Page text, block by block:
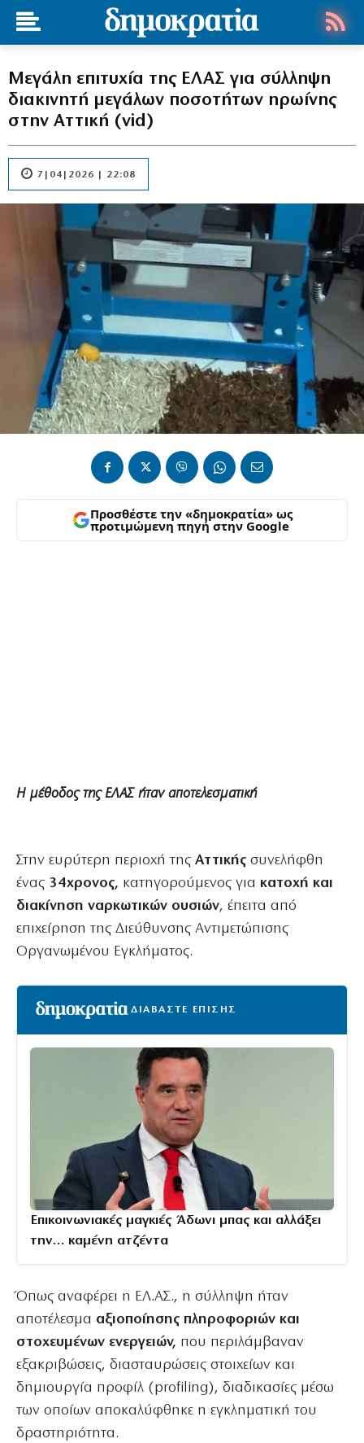
Μεγάλη επιτυχία της ΕΛΑΣ για σύλληψη
διακινητή μεγάλων ποσοτήτων ηρωίνης
στην Αττική (vid)
7|04|2026 | 22:08
Προσθέστε την «δημοκρατία» ως
προτιμώμενη πηγή στην Google
Η μέθοδος της ΕΛΑΣ ήταν αποτελεσματική
Στην ευρύτερη περιοχή της Αττικής συνελήφθη
ένας 34χρονος, κατηγορούμενος για κατοχή και
διακίνηση ναρκωτικών ουσιών, έπειτα από
επιχείρηση της Διεύθυνσης Αντιμετώπισης
Οργανωμένου Εγκλήματος.
ΔΙΑΒΑΣΤΕ ΕΠΙΣΗΣ
Επικοινωνιακές μαγκιές Άδωνι μπας και αλλάξει
την… καμένη ατζέντα
Όπως αναφέρει η ΕΛ.ΑΣ., η σύλληψη ήταν
αποτέλεσμα αξιοποίησης πληροφοριών και
στοχευμένων ενεργειών, που περιλάμβαναν
εξακριβώσεις, διασταυρώσεις στοιχείων και
δημιουργία προφίλ (profiling), διαδικασίες μέσω
των οποίων αποκαλύφθηκε η εγκληματική του
δραστηριότητα.